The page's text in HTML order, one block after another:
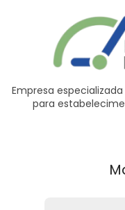
Empresa
para